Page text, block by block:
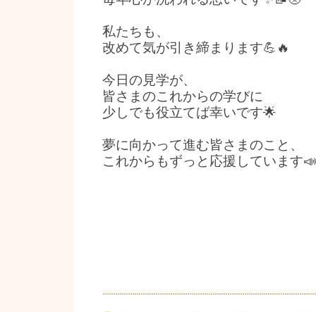
私たちも、
改めて気が引き締まります💪🔥
今日の見学が、
皆さまのこれからの学びに
少しでも役立てば幸いです🌟
夢に向かって進む皆さまのこと、
これからもずっと応援しています